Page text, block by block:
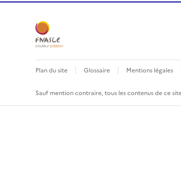
Plan du site Glossaire Mentions légales
Sauf mention contraire, tous les contenus de ce